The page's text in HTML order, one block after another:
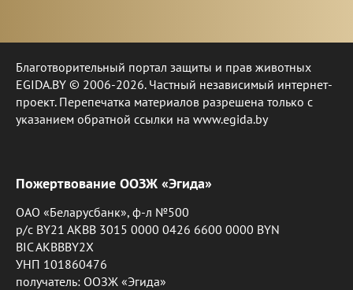
Благотворительный портал защиты и прав животных
EGIDA.BY © 2006-2026. Частный независимый интернет-
проект. Перепечатка материалов разрешена только с
указанием обратной ссылки на www.egida.by
Пожертвование ООЗЖ «Эгида»
ОАО «Беларусбанк», ф-л №500
р/с BY21 AKBB 3015 0000 0426 6600 0000 BYN
BIC AKBBBY2X
УНП 101860476
получатель: ООЗЖ «Эгида»